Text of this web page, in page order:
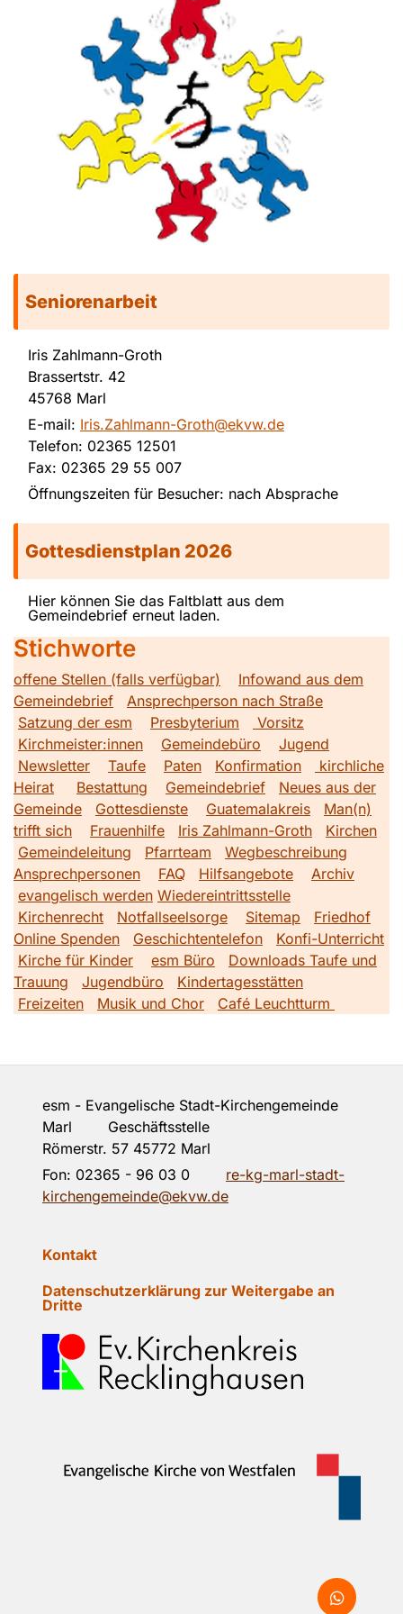
Seniorenarbeit
Iris Zahlmann-Groth
Brassertstr. 42
45768 Marl
E-mail: Iris.Zahlmann-Groth@ekvw.de
Telefon: 02365 12501
Fax: 02365 29 55 007
Öffnungszeiten für Besucher: nach Absprache
Gottesdienstplan 2026
Hier können Sie das Faltblatt aus dem
Gemeindebrief erneut laden.
Stichworte
offene Stellen (falls verfügbar)
Infowand aus dem
Gemeindebrief
Ansprechperson nach Straße
Satzung der esm
Presbyterium
Vorsitz
Kirchmeister:innen
Gemeindebüro
Jugend
Newsletter
Taufe Paten Konfirmation
kirchliche
Heirat
Bestattung Gemeindebrief
Neues aus der
Gemeinde
Gottesdienste Guatemalakreis
Man(n)
trifft sich
Frauenhilfe Iris Zahlmann-Groth
Kirchen
Gemeindeleitung
Pfarrteam
Wegbeschreibung
Ansprechpersonen
FAQ Hilfsangebote
Archiv
evangelisch werden Wiedereintrittsstelle
Kirchenrecht
Notfallseelsorge Sitemap
Friedhof
Online Spenden
Geschichtentelefon
Konfi-Unterricht
Kirche für Kinder
esm Büro
Downloads Taufe und
Trauung
Jugendbüro
Kindertagesstätten
Freizeiten
Musik und Chor Café Leuchtturm
esm - Evangelische Stadt-Kirchengemeinde
Marl Geschäftsstelle
Römerstr. 57 45772 Marl
Fon: 02365 - 96 03 0
re-kg-marl-stadt-
kirchengemeinde@ekvw.de
Kontakt
Datenschutzerklärung zur Weitergabe an
Dritte